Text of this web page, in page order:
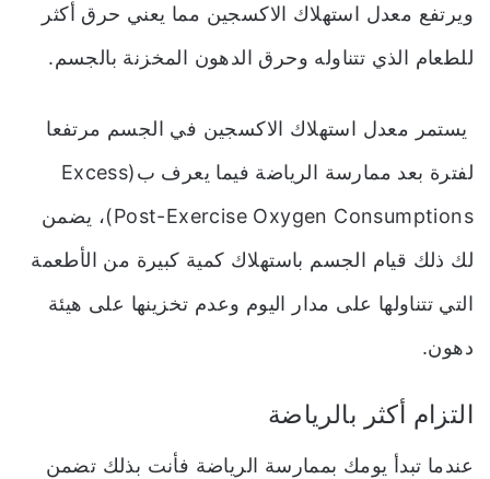
ويرتفع معدل استهلاك الاكسجين مما يعني حرق أكثر
للطعام الذي تتناوله وحرق الدهون المخزنة بالجسم.
يستمر معدل استهلاك الاكسجين في الجسم مرتفعا
لفترة بعد ممارسة الرياضة فيما يعرف ب(Excess
Post-Exercise Oxygen Consumptions)، يضمن
لك ذلك قيام الجسم باستهلاك كمية كبيرة من الأطعمة
التي تتناولها على مدار اليوم وعدم تخزينها على هيئة
دهون.
التزام أكثر بالرياضة
عندما تبدأ يومك بممارسة الرياضة فأنت بذلك تضمن